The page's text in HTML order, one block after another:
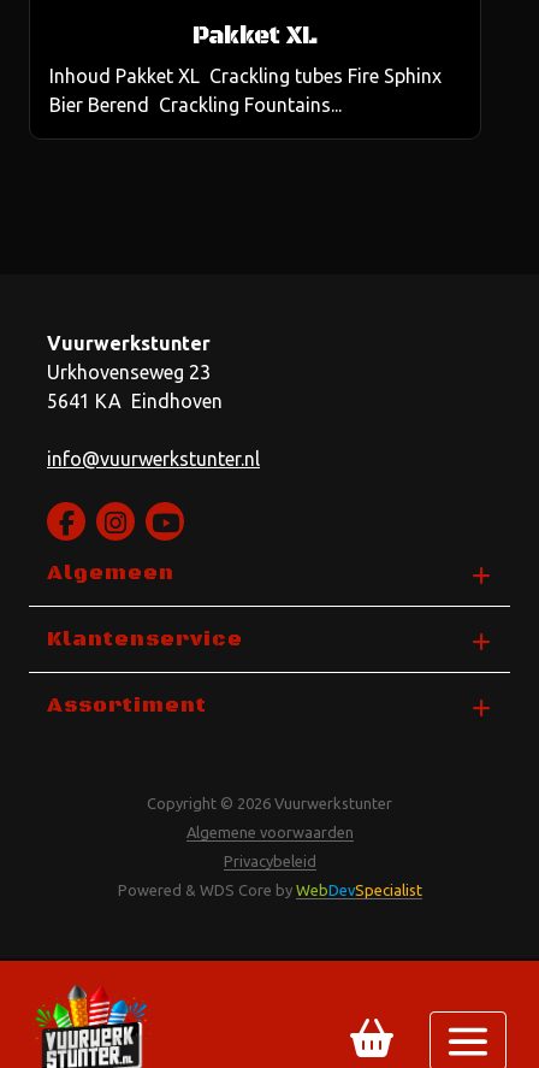
Pakket XL
Inhoud Pakket XL Crackling tubes Fire Sphinx
Bier Berend Crackling Fountains...
Vuurwerkstunter
Urkhovenseweg 23
5641 KA Eindhoven
info@vuurwerkstunter.nl
Algemeen
Klantenservice
Assortiment
Copyright © 2026 Vuurwerkstunter
Algemene voorwaarden
Privacybeleid
Powered & WDS Core by WebDevSpecialist